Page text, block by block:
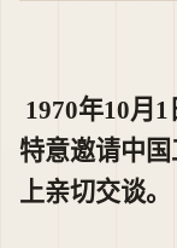
1970年10月
特意邀请中
上亲切交谈。